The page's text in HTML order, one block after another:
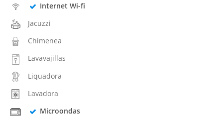
Internet Wi-fi
Jacuzzi
Chimenea
Lavavajillas
Liquadora
Lavadora
Microondas